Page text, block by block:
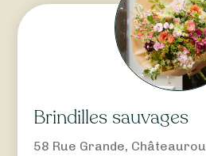
Brindilles sauvages
58 Rue Grande,